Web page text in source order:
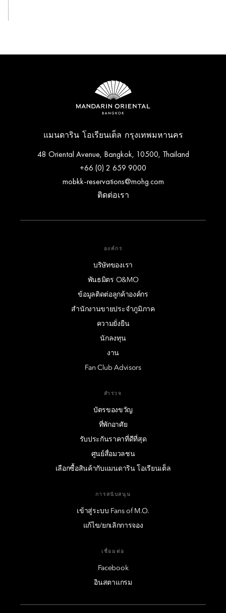
แมนดาริน โอเรียนเต็ล กรุงเทพมหานคร
48 Oriental Avenue, Bangkok, 10500, Thailand
+66 (0) 2 659 9000
mobkk-reservations@mohg.com
ติดต่อเรา
องค์กร
บริษัทของเรา
พันธมิตร O&MO
ข้อมูลติดต่อลูกค้าองค์กร
สำนักงานขายประจำภูมิภาค
ความยั่งยืน
นักลงทุน
งาน
Fan Club Advisors
สำรวจ
บัตรของขวัญ
ที่พักอาศัย
รับประกันราคาที่ดีที่สุด
ศูนย์สื่อมวลชน
เลือกซื้อสินค้ากับแมนดาริน โอเรียนเต็ล
การสนับสนุน
เข้าสู่ระบบ Fans of M.O.
แก้ไข/ยกเลิกการจอง
เชื่อมต่อ
Facebook
อินสตาแกรม